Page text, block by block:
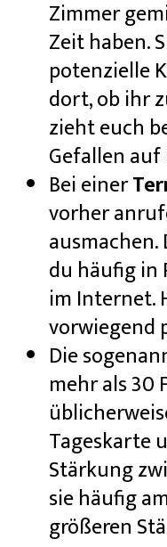
Zimmer
Zeit haben.
potenzielle
dort, ob ihr
zieht euch
Gefallen
Bei einer
vorher
du häufig in
im Internet.
vorwiegend
Die
mehr als 30
Tageskarte
Stärkung
sie häufig
größeren